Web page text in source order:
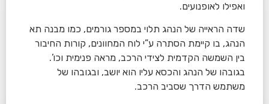
ואפילו לאופנועים.
שדה הראייה של הנהג תלוי במספר גורמים, כמו מבנה תא
הנהג, בו קיימת הסתרה ע”י לוח המחוונים, קורות החיבור
בין השמשה הקדמית לצידי הרכב, מראה פנימית וכו’.
בגובהו של הנהג והכסא עליו הוא יושב, ובגובהו של
משתמש הדרך שסביב הרכב.